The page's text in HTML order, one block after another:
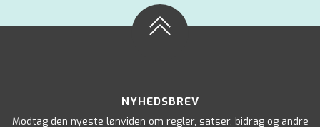
NYHEDSBREV
Modtag den nyeste lønviden om regler, satser, bidrag og andre